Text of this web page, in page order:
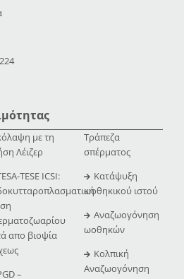
με τη
Λέιζερ
TESE ICSI:
απο βιοψία
–
Τράπεζα
σπέρματος
Κατάψυξη
ωοθηκικού ιστού
Αναζωογόνηση
ωοθηκών
Κολπική
Αναζωογόνηση